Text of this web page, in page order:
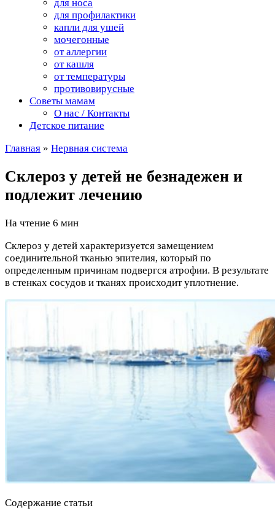
для носа
для профилактики
капли для ушей
мочегонные
от аллергии
от кашля
от температуры
противовирусные
Советы мамам
О нас / Контакты
Детское питание
Главная » Нервная система
Склероз у детей не безнадежен и
подлежит лечению
На чтение 6 мин
Склероз у детей характеризуется замещением
соединительной тканью эпителия, который по
определенным причинам подвергся атрофии. В результате
в стенках сосудов и тканях происходит уплотнение.
Содержание статьи